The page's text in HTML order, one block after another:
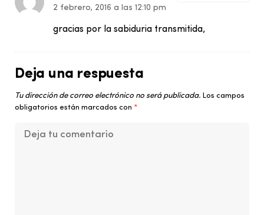
2 febrero, 2016 a las 12:10 pm
gracias por la sabiduria transmitida,
Deja una respuesta
Tu dirección de correo electrónico no será publicada. Los campos
obligatorios están marcados con *